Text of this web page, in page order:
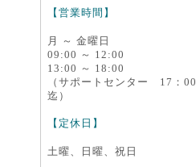
【営業時間】
月 ～ 金曜日
09:00 ～ 12:00
13:00 ～ 18:00
（サポートセンター 17：00
迄）
【定休日】
土曜、日曜、祝日